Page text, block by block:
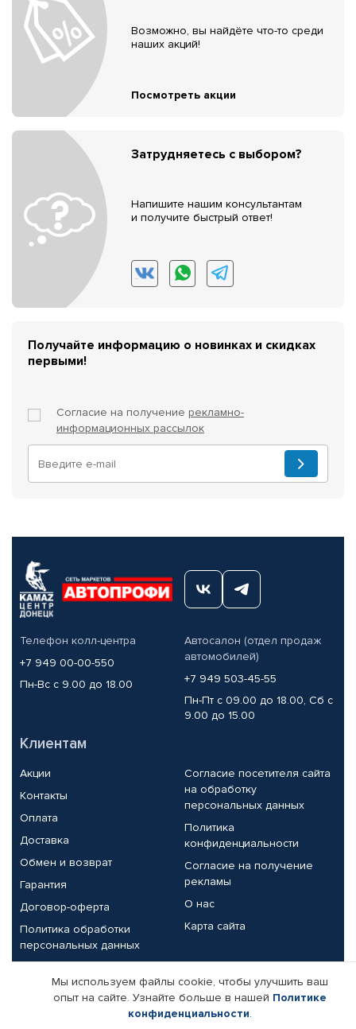
Возможно, вы найдёте что-то среди
наших акций!
Посмотреть акции
Затрудняетесь с выбором?
Напишите нашим консультантам
и получите быстрый ответ!
Получайте информацию о новинках и скидках
первыми!
Согласие на получение рекламно-
информационных рассылок
Телефон колл-центра
+7 949 00-00-550
Пн-Вс с 9.00 до 18.00
Автосалон (отдел продаж
автомобилей)
+7 949 503-45-55
Пн-Пт с 09.00 до 18.00, Сб с
9.00 до 15.00
Клиентам
Акции
Контакты
Оплата
Доставка
Обмен и возврат
Гарантия
Договор-оферта
Политика обработки
персональных данных
Согласие посетителя сайта
на обработку
персональных данных
Политика
конфиденциальности
Согласие на получение
рекламы
О нас
Карта сайта
Партнерам
Корпоративным клиентам
Реквизиты компании
Мы используем файлы cookie, чтобы улучшить ваш
опыт на сайте. Узнайте больше в нашей Политике
конфиденциальности.